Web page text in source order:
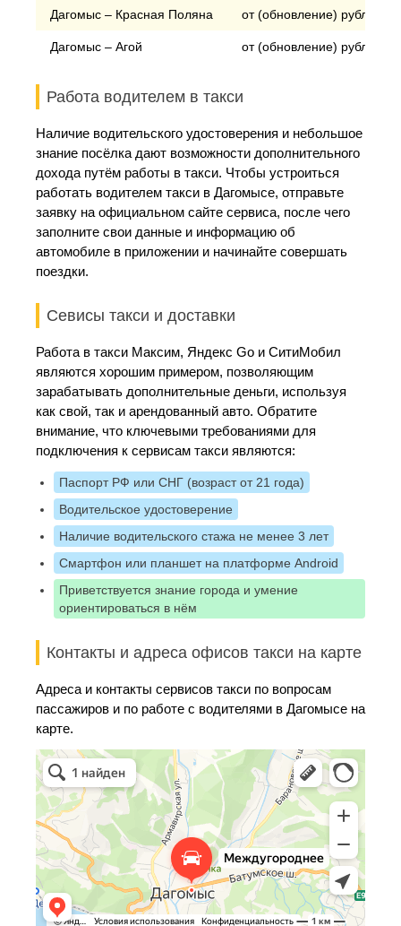
Дагомыс – Красная Поляна от (обновление) рублей
Дагомыс – Агой от (обновление) рублей
Работа водителем в такси
Наличие водительского удостоверения и небольшое
знание посёлка дают возможности дополнительного
дохода путём работы в такси. Чтобы устроиться
работать водителем такси в Дагомысе, отправьте
заявку на официальном сайте сервиса, после чего
заполните свои данные и информацию об
автомобиле в приложении и начинайте совершать
поездки.
Севисы такси и доставки
Работа в такси Максим, Яндекс Go и СитиМобил
являются хорошим примером, позволяющим
зарабатывать дополнительные деньги, используя
как свой, так и арендованный авто. Обратите
внимание, что ключевыми требованиями для
подключения к сервисам такси являются:
Паспорт РФ или СНГ (возраст от 21 года)
Водительское удостоверение
Наличие водительского стажа не менее 3 лет
Смартфон или планшет на платформе Android
Приветствуется знание города и умение
ориентироваться в нём
Контакты и адреса офисов такси на карте
Адреса и контакты сервисов такси по вопросам
пассажиров и по работе с водителями в Дагомысе на
карте.